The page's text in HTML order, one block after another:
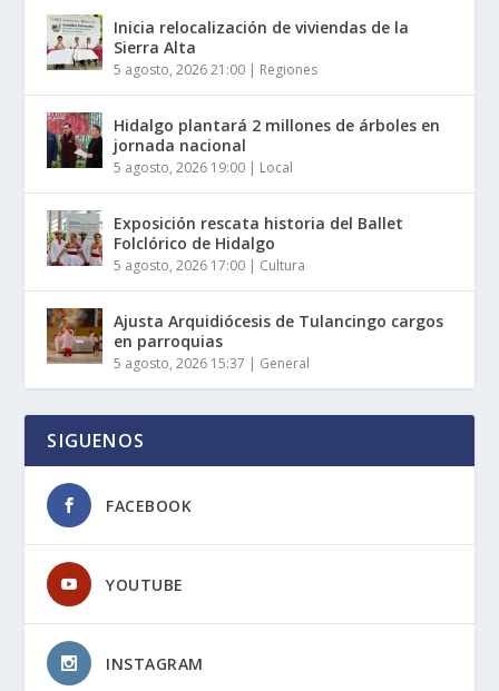
Inicia relocalización de viviendas de la
Sierra Alta
5 agosto, 2026 21:00 Regiones
Hidalgo plantará 2 millones de árboles en
jornada nacional
5 agosto, 2026 19:00 Local
Exposición rescata historia del Ballet
Folclórico de Hidalgo
5 agosto, 2026 17:00 Cultura
Ajusta Arquidiócesis de Tulancingo cargos
en parroquias
5 agosto, 2026 15:37 General
SIGUENOS
FACEBOOK
YOUTUBE
INSTAGRAM